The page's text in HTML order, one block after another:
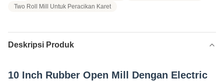
Two Roll Mill Untuk Peracikan Karet
Deskripsi Produk
10 Inch Rubber Open Mill Dengan Electric